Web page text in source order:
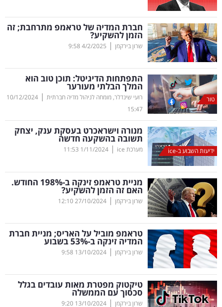
דעות
רכילות
עסקית
קריפטו
ויראלי
טלוויזיה
עסקי
ספורט
קריירה
ולימודים
מינויים
רייטינג
רכב
בריאות
חברת המדיה של טראמפ מתרחבת; זה
הזמן להשקיע?
שרון בירקמן |
4/2/2025
9:58
טור
התפתחות הדיגיטל: תוכן טוב הוא
המלך הבלתי מעורער
רועי שינדלר, מומחה לניהול מדיה חברתית |
10/12/2024
15:47
ידיעות השבוע ב-ice
מנורה וישראכרט בעסקת ענק, יצחק
תשובה בהשקעה חדשה
מערכת ice |
1/11/2024
11:53
מניית טראמפ זינקה ב-198% החודש.
האם זה הזמן להשקיע?
שרון בירקמן |
27/10/2024
12:10
טראמפ מוביל על האריס; מניית חברת
המדיה זינקה ב-53% בשבוע
שרון בירקמן |
13/10/2024
9:58
טיקטוק מפטרת מאות עובדים בגלל
סכסוך עם הממשלה
שרון בירקמן |
13/10/2024
9:20